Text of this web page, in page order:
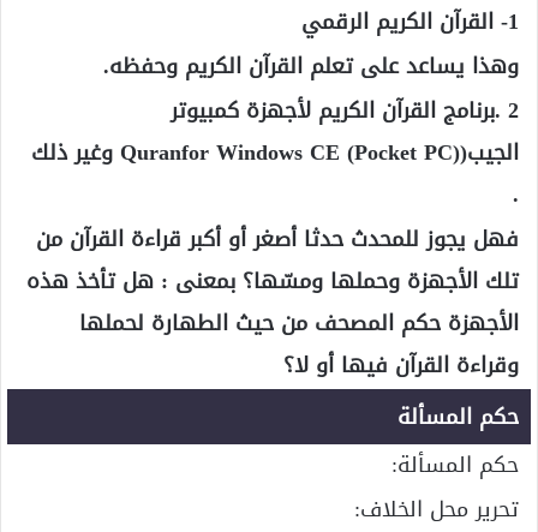
1- القرآن الكريم الرقمي
وهذا يساعد على تعلم القرآن الكريم وحفظه.
2 .برنامج القرآن الكريم لأجهزة كمبيوتر
الجيب(
Quranfor Windows CE (Pocket PC ) وغير ذلك
.
فهل يجوز للمحدث حدثا أصغر أو أكبر قراءة القرآن من
تلك الأجهزة وحملها ومسّها؟ بمعنى : هل تأخذ هذه
الأجهزة حكم المصحف من حيث الطهارة لحملها
وقراءة القرآن فيها أو لا؟
حكم المسألة
حكم المسألة:
تحرير محل الخلاف: